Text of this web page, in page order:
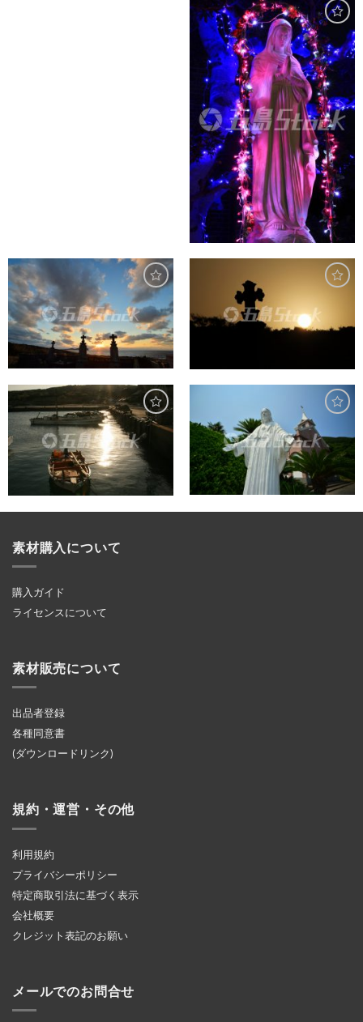
素材購入について
購入ガイド
ライセンスについて
素材販売について
出品者登録
各種同意書
(ダウンロードリンク)
規約・運営・その他
利用規約
プライバシーポリシー
特定商取引法に基づく表示
会社概要
クレジット表記のお願い
メールでのお問合せ